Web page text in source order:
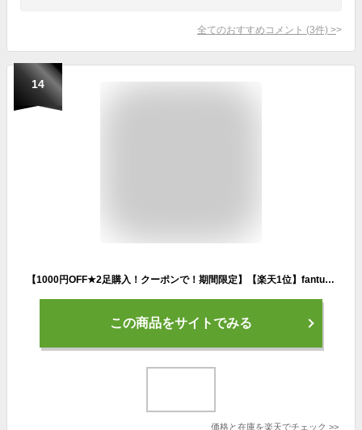
全てのおすすめコメント (3件) >
14
【1000円OFF★2足購入！クーポンで！期間限定】【楽天1位】fanture サンダル FANTURE リカバリーサンダル スポーツサンダル スリッパ リカバリーシューズ コンフォートサンダル スポーツ メンズ レディース ユニセックス 厚底 サンダル ^fan003^
この商品をサイトでみる
価格と在庫を楽天でチェック >>